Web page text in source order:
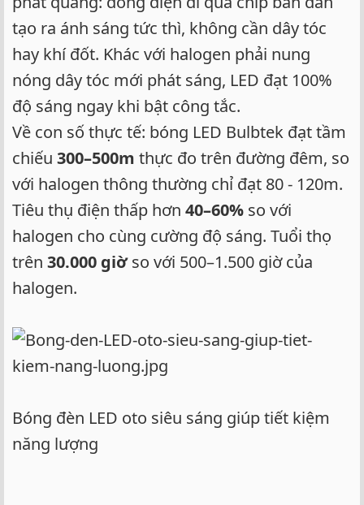
tạo ra ánh sáng tức thì, không cần dây tóc
hay khí đốt. Khác với halogen phải nung
nóng dây tóc mới phát sáng, LED đạt 100%
độ sáng ngay khi bật công tắc.
Về con số thực tế: bóng LED Bulbtek đạt tầm
chiếu 300–500m thực đo trên đường đêm, so
với halogen thông thường chỉ đạt 80 - 120m.
Tiêu thụ điện thấp hơn 40–60% so với
halogen cho cùng cường độ sáng. Tuổi thọ
trên 30.000 giờso với 500–1.500 giờ của
halogen.
Bóng đèn LED oto siêu sáng giúp tiết kiệm
năng lượng